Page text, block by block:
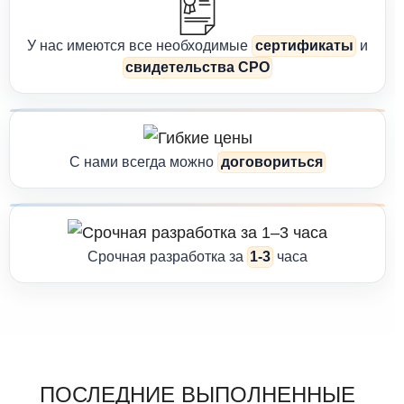
У нас имеются все необходимые сертификаты и
свидетельства СРО
С нами всегда можно договориться
Срочная разработка за 1-3 часа
ПОСЛЕДНИЕ ВЫПОЛНЕННЫЕ